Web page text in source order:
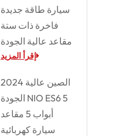
سيارة طاقة جديدة
فاخرة ذات ستة
مقاعد عالية الجودة
إقرأ المزيد
2024 الصين عالية
الجودة NIO ES6 5
أبواب 5 مقاعد
سيارة كهربائية